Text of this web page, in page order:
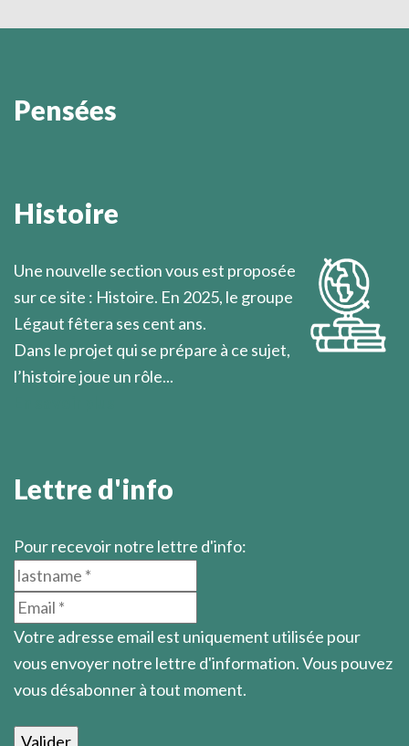
Pensées
communique " de coeur à coeur ", secrètement et
Marcel Légaut
Histoire
Une nouvelle section vous est proposée
sur ce site : Histoire. En 2025, le groupe
Légaut fêtera ses cent ans.
Dans le projet qui se prépare à ce sujet,
l’histoire joue un rôle...
Lettre d'info
Pour recevoir notre lettre d'info:
Votre adresse email est uniquement utilisée pour
vous envoyer notre lettre d'information. Vous pouvez
vous désabonner à tout moment.